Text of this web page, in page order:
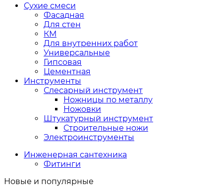
Сухие смеси
Фасадная
Для стен
КМ
Для внутренних работ
Универсальные
Гипсовая
Цементная
Инструменты
Слесарный инструмент
Ножницы по металлу
Ножовки
Штукатурный инструмент
Строительные ножи
Электроинструменты
Инженерная сантехника
Фитинги
Новые и популярные